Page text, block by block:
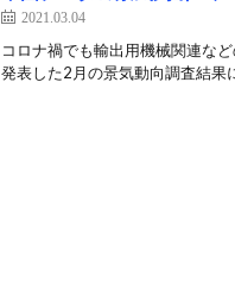
2021.03.04
コロナ禍でも輸出用機械関連な
発表した2月の景気動向調査結果